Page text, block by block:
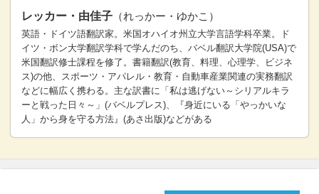
レッカー・由佳子 （れっかー・ゆかこ）
英語・ドイツ語翻訳家。米国オハイオ州立大学言語学科卒業。ド
イツ・ボン大学翻訳学科で学んだのち、バベル翻訳大学院(USA)で
米国翻訳修士課程を修了。書籍翻訳(教育、料理、心理学、ビジネ
ス)の他、スポーツ・アパレル・教育・自動車産業関連の実務翻訳
などに幅広く携わる。主な訳書に「私は逃げない～シリアルキラ
ーと戦った日々～」(バベルプレス)、『身近にいる「やっかいな
人」から身を守る方法』(あさ出版)などがある